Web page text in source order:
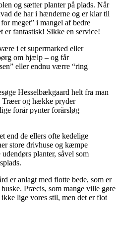
og sætter planter på plads. Når
de har i hænderne og er klar til
meget” i mangel af bedre
er fantastisk! Sikke en service!
i et supermarked eller
om hjælp – og får
eller endnu værre “ring
Hesselbækgaard helt fra man
Træer og hække pryder
forår pynter forårsløg
end de ellers ofte kedelige
store drivhuse og kæmpe
planter, såvel som
er anlagt med flotte bede, som er
Præcis, som mange ville gøre
lige vores stil, men det er flot